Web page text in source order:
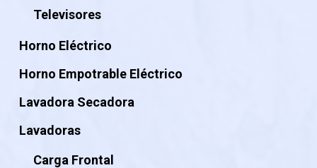
Televisores
Horno Eléctrico
Horno Empotrable Eléctrico
Lavadora Secadora
Lavadoras
Carga Frontal